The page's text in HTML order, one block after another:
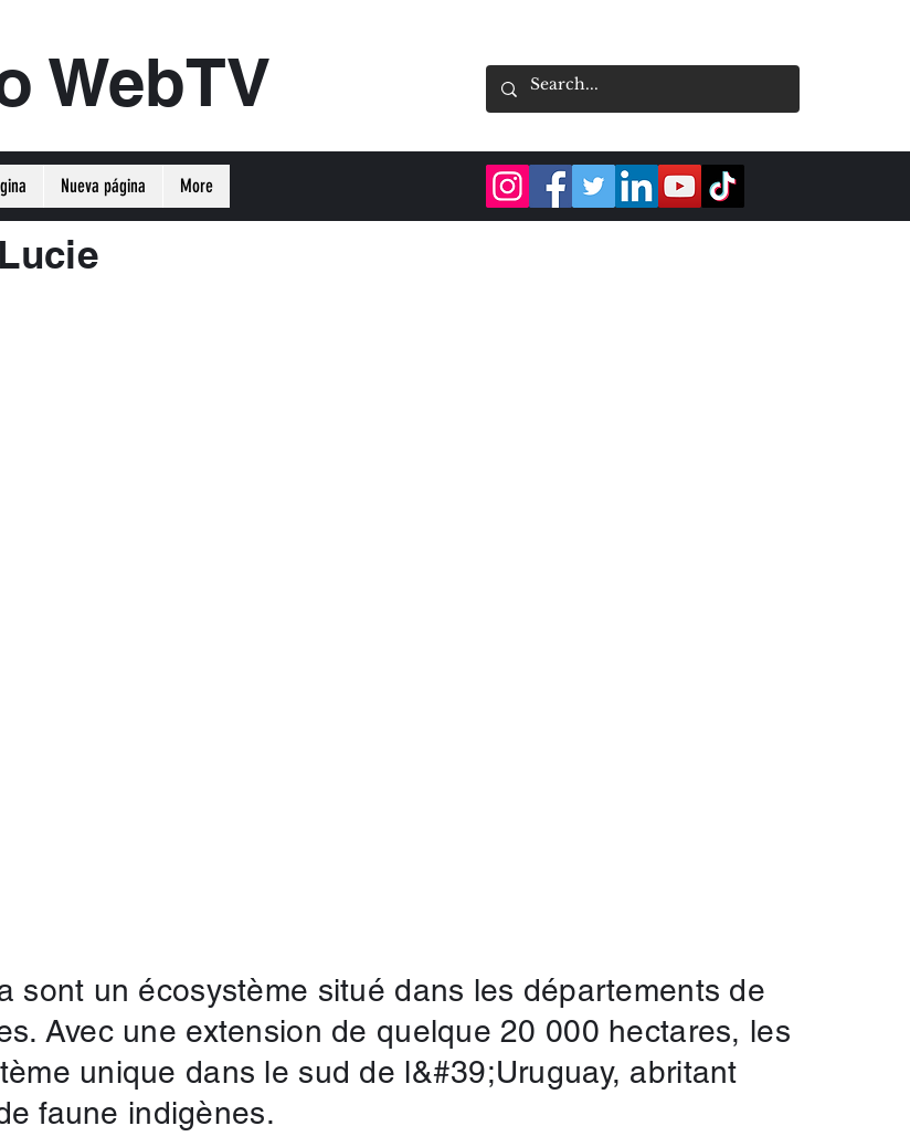
WebTV
sont un écosystème situé dans les départements de
Avec une extension de quelque 20 000 hectares, les
unique dans le sud de l&#39;Uruguay, abritant
faune indigènes.
Nueva página More